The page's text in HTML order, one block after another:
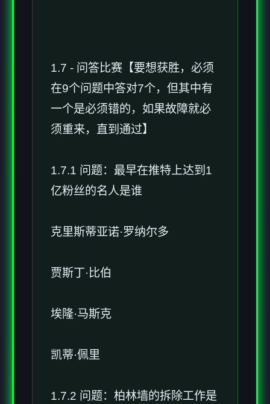
1.7 - 问答比赛【要想获胜，必须
在9个问题中答对7个，但其中有
一个是必须错的，如果故障就必
须重来，直到通过】
1.7.1 问题：最早在推特上达到1
亿粉丝的名人是谁
克里斯蒂亚诺·罗纳尔多
贾斯丁·比伯
埃隆·马斯克
凯蒂·佩里
1.7.2 问题：柏林墙的拆除工作是